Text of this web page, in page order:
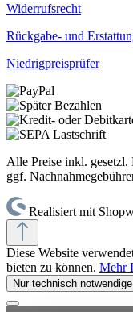
Widerrufsrecht
Rückgabe- und
Niedrigpreisprüfer
Alle Preise inkl. gesetzl.
ggf.
Realisiert mit
Diese Website
bieten zu können. Mehr
Nur technisch notwendige